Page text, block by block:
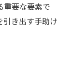
重要な要素で
引き出す手助け